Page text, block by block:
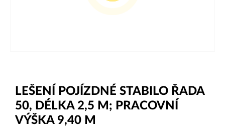
LEŠENÍ POJÍZDNÉ STABILO ŘADA
50, DÉLKA 2,5 M; PRACOVNÍ
VÝŠKA 9,40 M